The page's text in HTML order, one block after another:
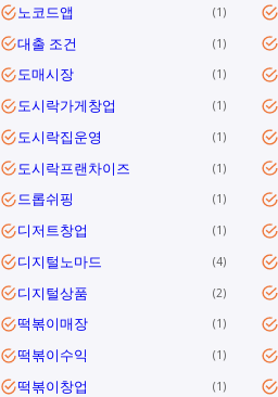
노코드앱 1
대출 조건 1
도매시장 1
도시락가게창업 1
도시락집운영 1
도시락프랜차이즈 1
드롭쉬핑 1
디저트창업 1
디지털노마드 4
디지털상품 2
떡볶이매장 1
떡볶이수익 1
떡볶이창업 1